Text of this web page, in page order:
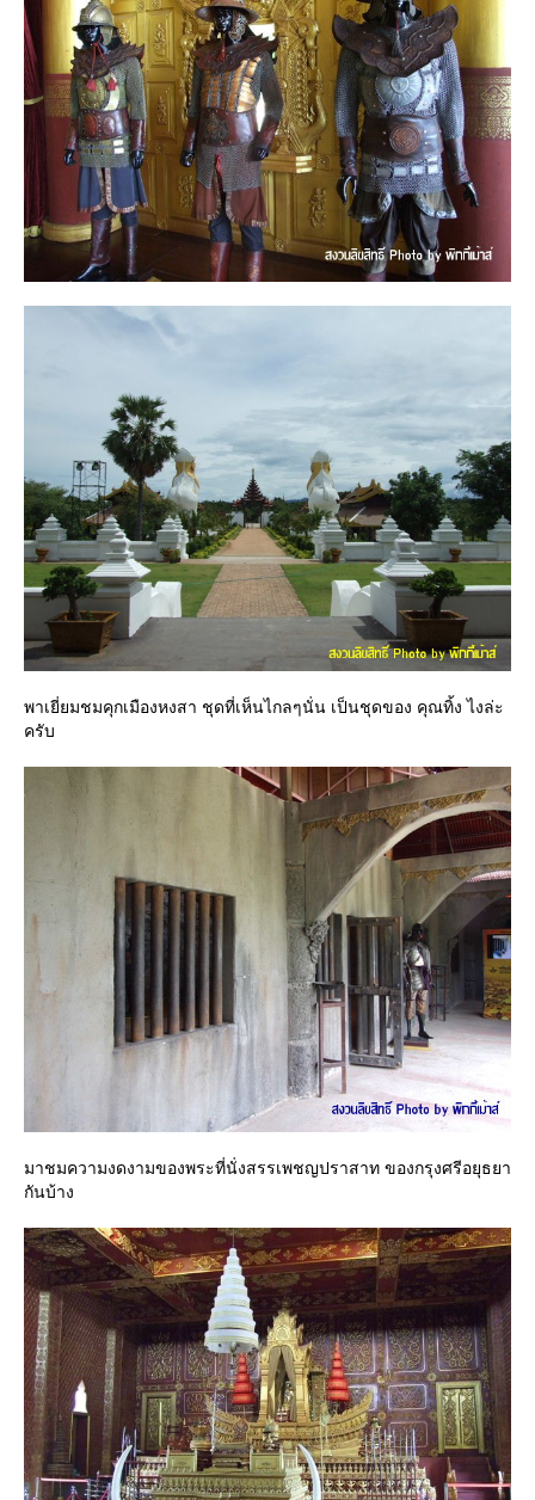
พาเยี่ยมชมคุกเมืองหงสา ชุดที่เห็นไกลๆนั่น เป็นชุดของ คุณทิ้ง ไงล่ะ
ครับ
มาชมความงดงามของพระที่นั่งสรรเพชญปราสาท ของกรุงศรีอยุธยา
กันบ้าง